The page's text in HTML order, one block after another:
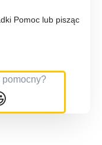
Pomoc lub pisząc
pomocny?